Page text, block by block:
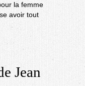
la femme
avoir tout
Jean